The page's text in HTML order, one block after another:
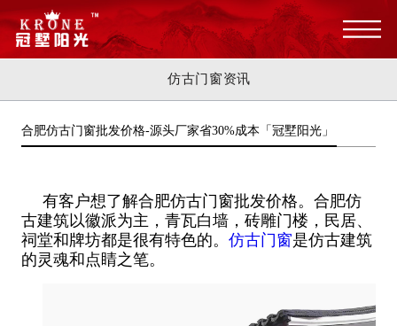
仿古门窗资讯
合肥仿古门窗批发价格-源头厂家省30%成本「冠墅阳光」
有客户想了解合肥仿古门窗批发价格。合肥仿
古建筑以徽派为主，青瓦白墙，砖雕门楼，民居、
祠堂和牌坊都是很有特色的。 仿古门窗是仿古建筑
的灵魂和点睛之笔。